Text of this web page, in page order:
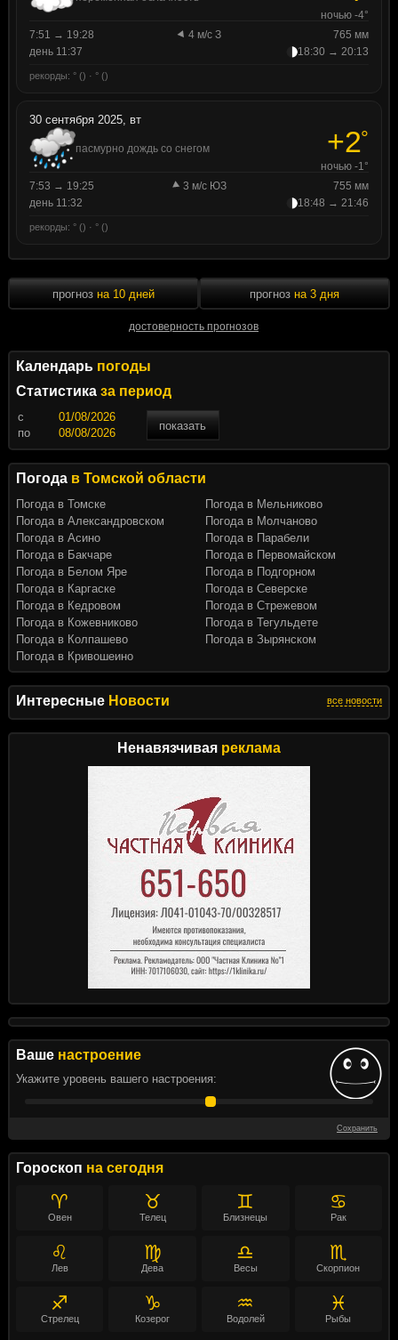
Интересные Новости все новости
Ненавязчивая реклама
Ваше настроение
Укажите уровень вашего настроения:
Сохранить
Гороскоп на сегодня
♈
Овен
♉
Телец
♊
Близнецы
♋
Рак
♌
Лев
♍
Дева
♎
Весы
♏
Скорпион
♐
Стрелец
♑
Козерог
♒
Водолей
♓
Рыбы
ночью -4°
7:51 → 19:28
4 м/с З
765 мм
день 11:37
18:30 → 20:13
рекорды: ° () · ° ()
30 сентября 2025, вт
пасмурно дождь со снегом +2°
ночью -1°
7:53 → 19:25
3 м/с ЮЗ
755 мм
день 11:32
18:48 → 21:46
рекорды: ° () · ° ()
прогноз на 10 дней
достоверность прогнозов
прогноз на 3 дня
Календарь погоды
Статистика за период
c
показать
по
Погода в Томской области
Погода в Томске
Погода в Александровском
Погода в Асино
Погода в Бакчаре
Погода в Белом Яре
Погода в Каргаске
Погода в Кедровом
Погода в Кожевниково
Погода в Колпашево
Погода в Кривошеино
Погода в Мельниково
Погода в Молчаново
Погода в Парабели
Погода в Первомайском
Погода в Подгорном
Погода в Северске
Погода в Стрежевом
Погода в Тегульдете
Погода в Зырянском